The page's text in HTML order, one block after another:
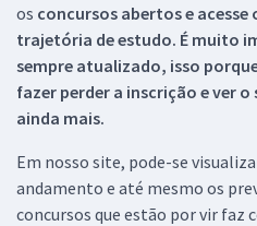
os concursos abertos e
trajetória de estudo. É muito
sempre atualizado, isso
fazer perder a inscrição e ver
ainda mais.
Em nosso site, pode-se
andamento e até mesmo os
concursos que estão por vir faz